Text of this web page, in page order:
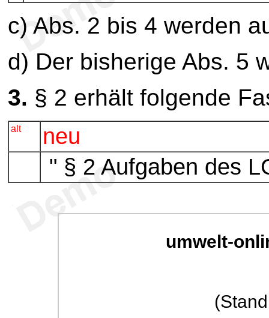
c) Abs. 2 bis 4 werden
d) Der bisherige Abs. 5
3. § 2 erhält folgende
alt
neu
" § 2 Aufgaben des
umwelt-